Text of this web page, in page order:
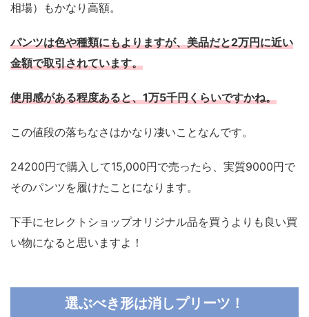
相場）もかなり高額。
パンツは色や種類にもよりますが、美品だと2万円に近い
金額で取引されています。
使用感がある程度あると、1万5千円くらいですかね。
この値段の落ちなさはかなり凄いことなんです。
24200円で購入して15,000円で売ったら、実質9000円で
そのパンツを履けたことになります。
下手にセレクトショップオリジナル品を買うよりも良い買
い物になると思いますよ！
選ぶべき形は消しプリーツ！